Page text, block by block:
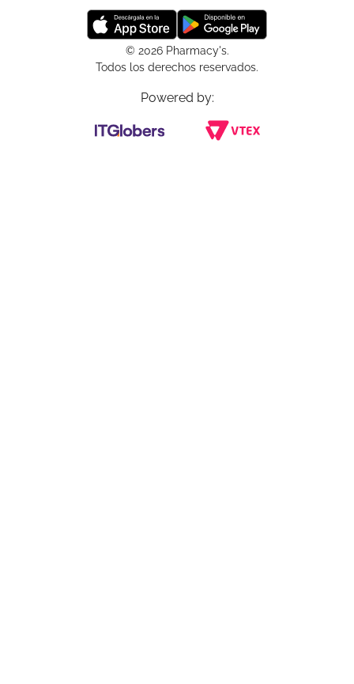
© 2026 Pharmacy's.
Todos los derechos reservados.
Powered by: